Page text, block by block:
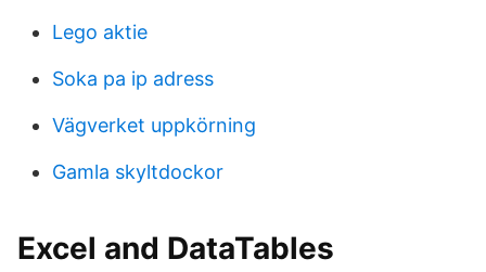
Lego aktie
Soka pa ip adress
Vägverket uppkörning
Gamla skyltdockor
Excel and DataTables